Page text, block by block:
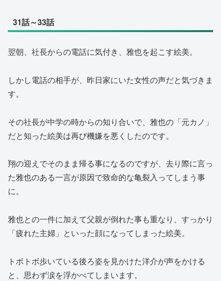
31話～33話
翌朝、社長からの電話に気付き、雅也を起こす絵美。
しかし電話の相手が、昨日家にいた女性の声だと気づきま
す。
その社長が中学の時からの知り合いで、雅也の「元カノ」
だと知った絵美は再び機嫌を悪くしたのです。
翔の迎えでそのまま帰る事になるのですが、去り際に言っ
た雅也のある一言が原因で致命的な亀裂入ってしまう事
に。
雅也との一件に加えて父親が倒れた事も重なり、すっかり
「疲れた主婦」といった顔になってしまった絵美。
トボトボ歩いている後ろ姿を見かけた洋介が声をかける
と、思わず涙を浮かべてしまいます。